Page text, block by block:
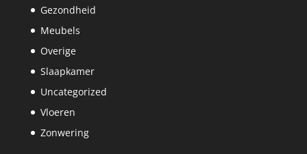
Gezondheid
Meubels
Overige
Slaapkamer
Uncategorized
Vloeren
Zonwering